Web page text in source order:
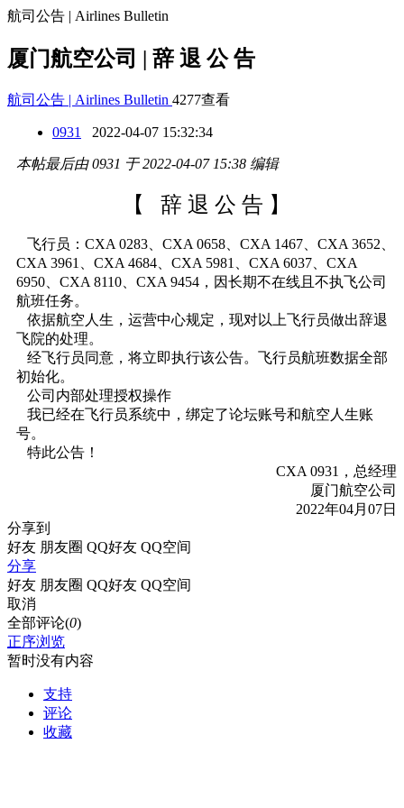
航司公告 | Airlines Bulletin
厦门航空公司 | 辞 退 公 告
航司公告 | Airlines Bulletin 4277查看
0931 2022-04-07 15:32:34
本帖最后由 0931 于 2022-04-07 15:38 编辑
【 辞 退 公 告 】
飞行员：CXA 0283、CXA 0658、CXA 1467、CXA 3652、
CXA 3961、CXA 4684、CXA 5981、CXA 6037、CXA
6950、CXA 8110、CXA 9454，因长期不在线且不执飞公司
航班任务。
依据航空人生，运营中心规定，现对以上飞行员做出辞退
飞院的处理。
经飞行员同意，将立即执行该公告。飞行员航班数据全部
初始化。
公司内部处理授权操作
我已经在飞行员系统中，绑定了论坛账号和航空人生账
号。
特此公告！
CXA 0931，总经理
厦门航空公司
2022年04月07日
分享到
好友 朋友圈 QQ好友 QQ空间
分享
好友 朋友圈 QQ好友 QQ空间
取消
全部评论(0)
正序浏览
暂时没有内容
支持
评论
收藏